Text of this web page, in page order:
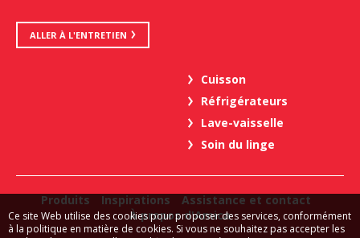
ALLER À L'ENTRETIEN
Cuisson
Réfrigérateurs
Lave-vaisselle
Soin du linge
Produits Inspirations
Assistance et contact
À propos d'Amica
Ce site Web utilise des cookies pour proposer des services, conformément
à la politique en matière de cookies. Si vous ne souhaitez pas accepter les